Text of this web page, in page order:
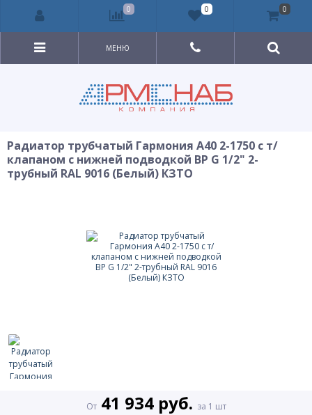
МЕНЮ
Радиатор трубчатый Гармония А40 2-1750 с т/
клапаном с нижней подводкой ВР G 1/2" 2-
трубный RAL 9016 (Белый) КЗТО
От41 934 руб. за 1 шт
0 0 0